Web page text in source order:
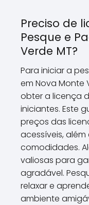
Preciso de
Pesque e
Verde MT?
Para iniciar a
em Nova Monte
obter a licença
iniciantes. Este
preços das
acessíveis,
comodidades.
valiosas para
agradável.
relaxar e
ambiente